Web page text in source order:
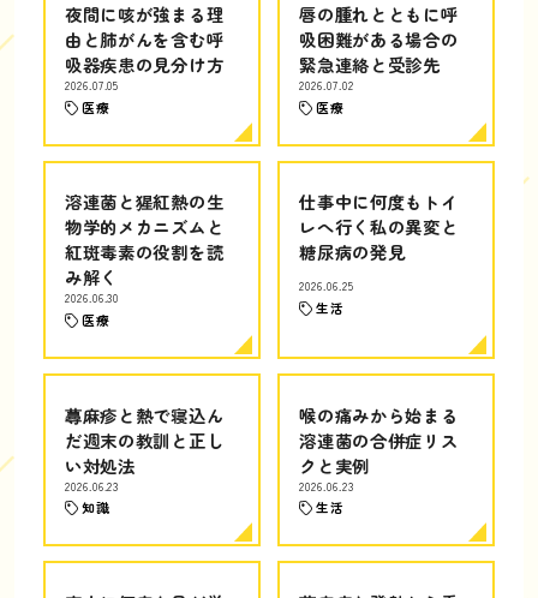
夜間に咳が強まる理
由と肺がんを含む呼
吸器疾患の見分け方
2026.07.05
医療
唇の腫れとともに呼
吸困難がある場合の
緊急連絡と受診先
2026.07.02
医療
溶連菌と猩紅熱の生
物学的メカニズムと
紅斑毒素の役割を読
み解く
2026.06.30
医療
仕事中に何度もトイ
レへ行く私の異変と
糖尿病の発見
2026.06.25
生活
蕁麻疹と熱で寝込ん
だ週末の教訓と正し
い対処法
2026.06.23
知識
喉の痛みから始まる
溶連菌の合併症リス
クと実例
2026.06.23
生活